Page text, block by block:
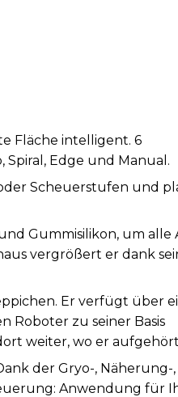
Fläche intelligent. 6
Edge und Manual.
Scheuerstufen und
Gummisilikon, um alle
vergrößert er dank
Er verfügt über
Roboter zu seiner Basis
weiter, wo er
der Gryo-, Näherung-,
Anwendung für